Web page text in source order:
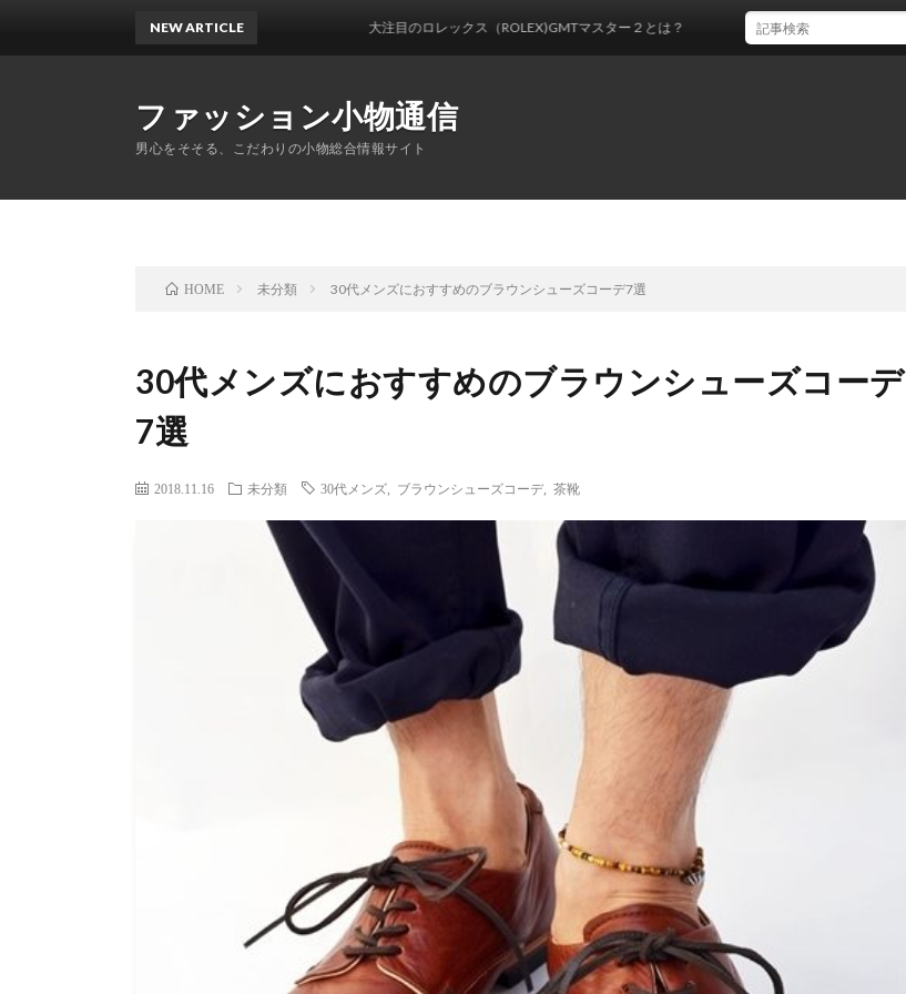
ファッション小物通信
男心をそそる、こだわりの小物総合情報サイト
NEW ARTICLE 大注目のロレックス（ROLEX)GMTマスター２とは？
HOME 未分類 30代メンズにおすすめのブラウンシューズコーデ7選
30代メンズにおすすめのブラウンシューズコーデ
7選
2018.11.16 未分類 30代メンズ ブラウンシューズコーデ, 茶靴